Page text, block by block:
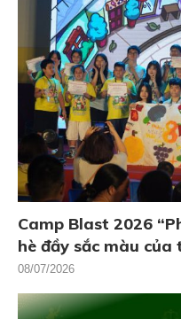
Camp Blast 2026
hè đầy sắc màu
08/07/2026